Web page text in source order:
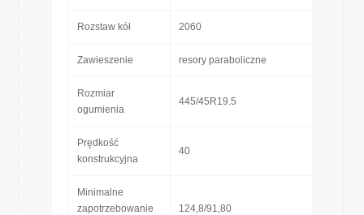
Rozstaw kół 2060
Zawieszenie resory paraboliczne
Rozmiar
ogumienia
445/45R19.5
Prędkość
konstrukcyjna
40
Minimalne
zapotrzebowanie
124,8/91,80